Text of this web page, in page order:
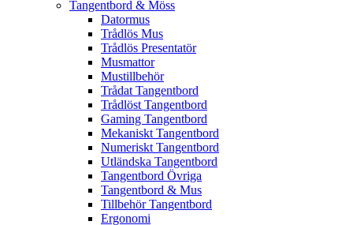
Tangentbord & Möss
Datormus
Trådlös Mus
Trådlös Presentatör
Musmattor
Mustillbehör
Trådat Tangentbord
Trådlöst Tangentbord
Gaming Tangentbord
Mekaniskt Tangentbord
Numeriskt Tangentbord
Utländska Tangentbord
Tangentbord Övriga
Tangentbord & Mus
Tillbehör Tangentbord
Ergonomi